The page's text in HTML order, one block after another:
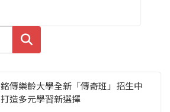
搜尋
銘傳樂齡大學全新「傳奇班」招生中
打造多元學習新選擇